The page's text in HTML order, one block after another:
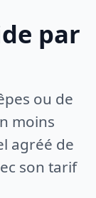
par
ou de
moins
agréé de
son tarif